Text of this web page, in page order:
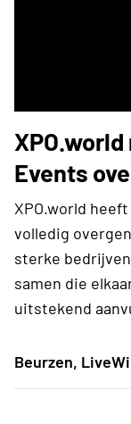
Events
XPO.world
volledig
sterke
samen die
uitstekend
Beurzen,